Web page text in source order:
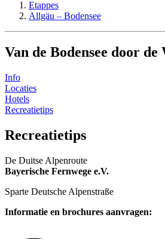
Etappes
Allgäu – Bodensee
Van de Bodensee door de
Info
Locaties
Hotels
Recreatietips
Recreatietips
De Duitse Alpenroute
Bayerische Fernwege e.V.
Sparte Deutsche Alpenstraße
Informatie en brochures aanvragen: